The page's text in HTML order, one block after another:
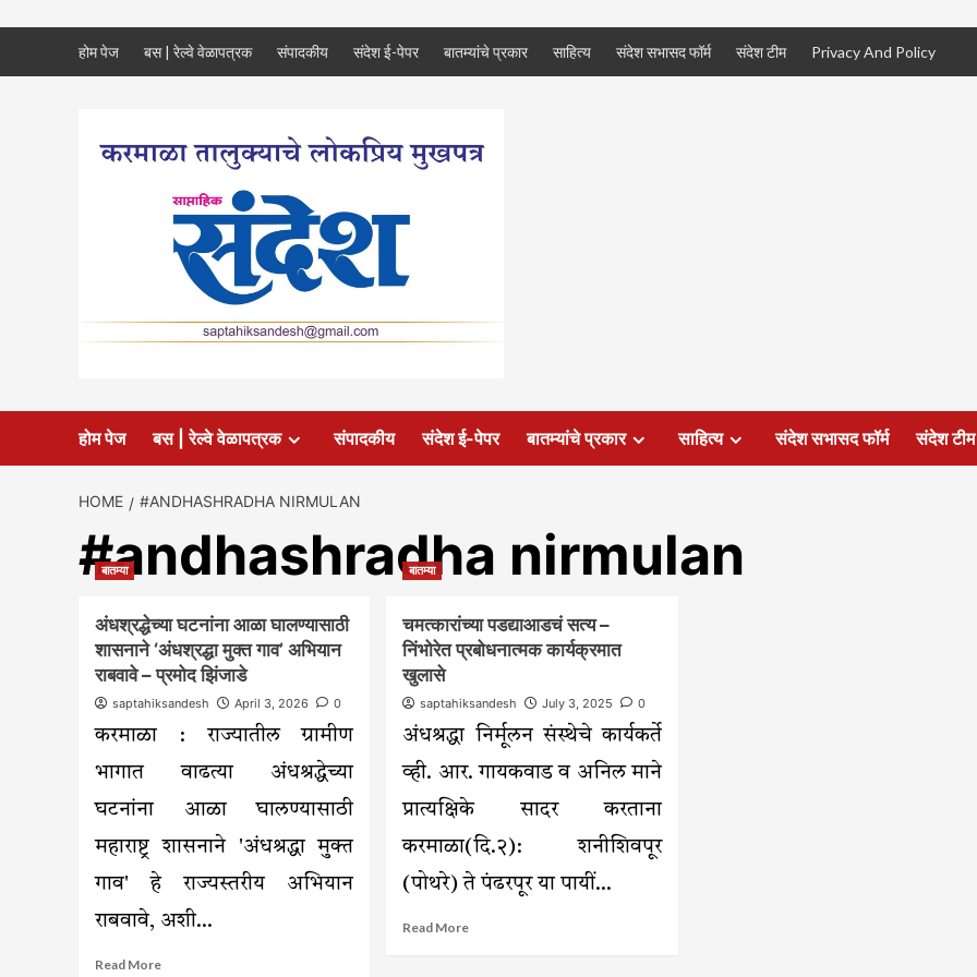
होम पेज बस | रेल्वे वेळापत्रक संपादकीय संदेश ई-पेपर बातम्यांचे प्रकार साहित्य संदेश सभासद फॉर्म संदेश टीम Privacy And Policy
होम पेज बस | रेल्वे वेळापत्रक संपादकीय संदेश ई-पेपर बातम्यांचे प्रकार साहित्य संदेश सभासद फॉर्म संदेश टीम
HOME #ANDHASHRADHA NIRMULAN
#andhashradha nirmulan
बातम्या
अंधश्रद्धेच्या घटनांना आळा घालण्यासाठी
शासनाने ‘अंधश्रद्धा मुक्त गाव’ अभियान
राबवावे – प्रमोद झिंजाडे
saptahiksandesh April 3, 2026 0
करमाळा : राज्यातील ग्रामीण
भागात वाढत्या अंधश्रद्धेच्या
घटनांना आळा घालण्यासाठी
महाराष्ट्र शासनाने 'अंधश्रद्धा मुक्त
गाव' हे राज्यस्तरीय अभियान
राबवावे, अशी...
Read MoreRead
बातम्या
चमत्कारांच्या पडद्याआडचं सत्य –
निंभोरेत प्रबोधनात्मक कार्यक्रमात
खुलासे
saptahiksandesh July 3, 2025 0
अंधश्रद्धा निर्मूलन संस्थेचे कार्यकर्ते
व्ही. आर. गायकवाड व अनिल माने
प्रात्यक्षिके सादर करताना
करमाळा(दि.२): शनीशिवपूर
(पोथरे) ते पंढरपूर या पायीं...
Read MoreRead